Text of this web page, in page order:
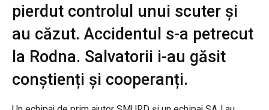
pierdut controlul unui scuter și
au căzut. Accidentul s-a petrecut
la Rodna. Salvatorii i-au găsit
conștienți și cooperanți.